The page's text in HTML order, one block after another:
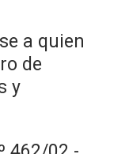
a quien
de
y